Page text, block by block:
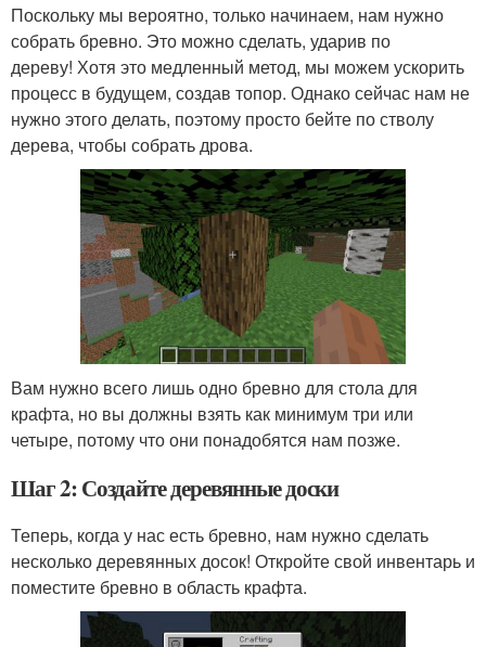
Поскольку мы вероятно, только начинаем, нам нужно
собрать бревно. Это можно сделать, ударив по
дереву! Хотя это медленный метод, мы можем ускорить
процесс в будущем, создав топор. Однако сейчас нам не
нужно этого делать, поэтому просто бейте по стволу
дерева, чтобы собрать дрова.
Вам нужно всего лишь одно бревно для стола для
крафта, но вы должны взять как минимум три или
четыре, потому что они понадобятся нам позже.
Шаг 2: Создайте деревянные доски
Теперь, когда у нас есть бревно, нам нужно сделать
несколько деревянных досок! Откройте свой инвентарь и
поместите бревно в область крафта.